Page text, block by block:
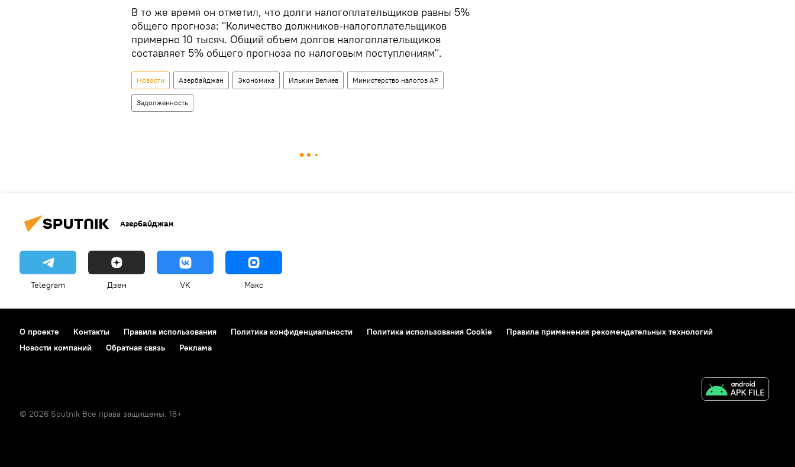
В то же время он отметил, что долги налогоплательщиков равны 5%
общего прогноза: "Количество должников-налогоплательщиков
примерно 10 тысяч. Общий объем долгов налогоплательщиков
составляет 5% общего прогноза по налоговым поступлениям".
Новости Азербайджан Экономика Илькин Велиев Министерство налогов АР
Задолженность
Азербайджан
Telegram Дзен VK Макс
О проекте Контакты Правила использования Политика конфиденциальности Политика использования Cookie
Правила применения рекомендательных технологий
Новости компаний
Обратная связь Реклама
© 2026 Sputnik Все права защищены. 18+